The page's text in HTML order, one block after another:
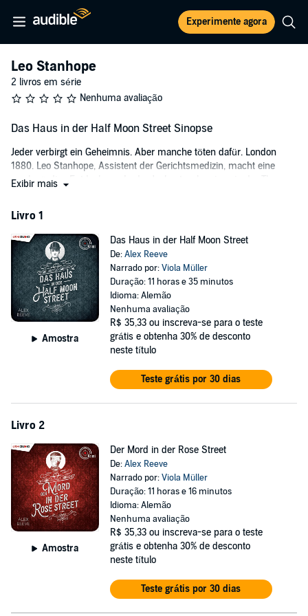
Experimente agora
Leo Stanhope
2 livros em série
Nenhuma avaliação
Das Haus in der Half Moon Street Sinopse
Jeder verbirgt ein Geheimnis. Aber manche töten dafür. London
1880. Leo Stanhope, Assistent der Gerichtsmedizin, macht eine
merkwürdige Entdeckung: In der Jackentasche eines in der Themse
Themse auf seinem Tisch, deren Anblick Leos Leben gewaltsam
aus der Bahn wirft: Es ist Maria, seine große Liebe. Und sie wurde
ermordet. Bald fällt der Verdacht auf ihn, also macht er sich selbst
auf die Jagd nach dem Mörder. Doch dabei droht sein lange
gehütetes Geheimnis ans Licht zu kommen - und das könnte ihn
nicht nur die Freiheit, sondern sogar das Leben kosten. Ein
packender historischer Kriminalroman, voller Atmosphäre und mit
einem ganz besonderen Ermittler.
©2021 Knaur Verlag (P)2021 United Soft Media Verlag GmbH,
Thomas-Wimmer-Ring 11, 80539 München
Exibir mais
Livro 1
Amostra
Das Haus in der Half Moon Street
De:Alex Reeve
Narrado por:Viola Müller
Duração: 11 horas e 35 minutos
Idioma: Alemão
Nenhuma avaliação
R$ 35,33 ou inscreva-se para o teste
grátis e obtenha 30% de desconto
neste título
Teste grátis por 30 dias
Livro 2
Amostra
Der Mord in der Rose Street
De:Alex Reeve
Narrado por:Viola Müller
Duração: 11 horas e 16 minutos
Idioma: Alemão
Nenhuma avaliação
R$ 35,33 ou inscreva-se para o teste
grátis e obtenha 30% de desconto
neste título
Teste grátis por 30 dias